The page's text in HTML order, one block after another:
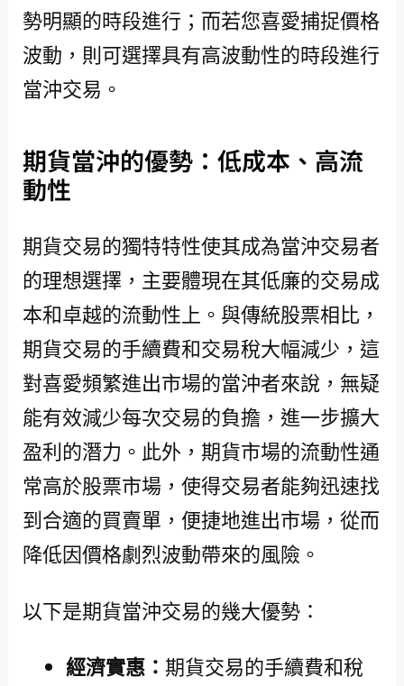
勢明顯的時段進行；而若您喜愛捕捉價格
波動，則可選擇具有高波動性的時段進行
當沖交易。
期貨當沖的優勢：低成本、高流
動性
期貨交易的獨特特性使其成為當沖交易者
的理想選擇，主要體現在其低廉的交易成
本和卓越的流動性上。與傳統股票相比，
期貨交易的手續費和交易稅大幅減少，這
對喜愛頻繁進出市場的當沖者來說，無疑
能有效減少每次交易的負擔，進一步擴大
盈利的潛力。此外，期貨市場的流動性通
常高於股票市場，使得交易者能夠迅速找
到合適的買賣單，便捷地進出市場，從而
降低因價格劇烈波動帶來的風險。
以下是期貨當沖交易的幾大優勢：
經濟實惠： 期貨交易的手續費和稅